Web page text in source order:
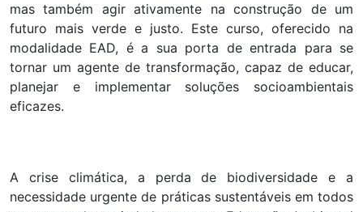
mas também agir ativamente na construção de um
futuro mais verde e justo. Este curso, oferecido na
modalidade EAD, é a sua porta de entrada para se
tornar um agente de transformação, capaz de educar,
planejar e implementar soluções socioambientais
eficazes.
A crise climática, a perda de biodiversidade e a
necessidade urgente de práticas sustentáveis em todos